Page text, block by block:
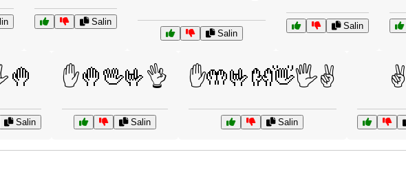
Salin
Salin
Salin
Salin
✋🤚🖖🤟👌
Salin
✋🤲🤟👐👋🖐️✌️
Salin
✌️